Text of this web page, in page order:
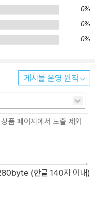
를 믿고 두려움을 극복하
때로는 어리석고, 때로는
되겠지요. 그 모든 순간
아름다움 이번 작품
리면서도 사랑과 우정이
아냈다. 아산테는 첫눈에
의 원칙을 깬다. 웨지 무
암사자의 윤리는 다를 수
하고 함께 고비를 넘기
0%
0%
0%
게시물 운영 원칙
(한글 140자 이내)